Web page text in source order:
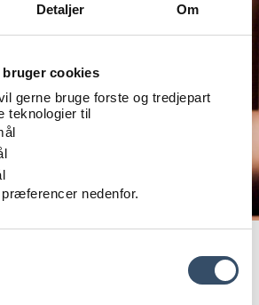
Detaljer Om
bruger cookies
gerne bruge forste og tredjepart
teknologier til
nedenfor.
2025,
2026 samles ejendomsbranchen